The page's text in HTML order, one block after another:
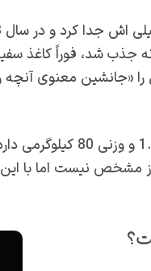
جذب شد، فوراً کاغذ
«جانشین معنوی
چارلز هاسکینسون به تا
مشخص نیست اما با